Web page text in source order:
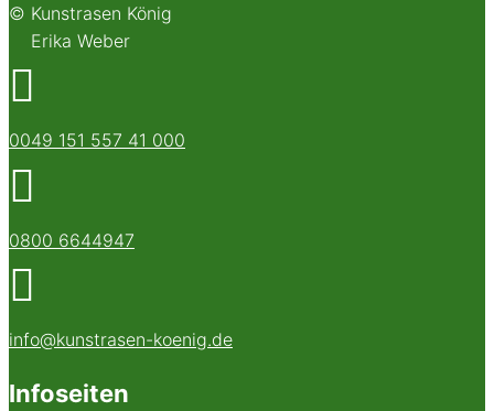
© Kunstrasen König
Erika Weber

0049 151 557 41 000

0800 6644947

info@kunstrasen-koenig.de
Infoseiten